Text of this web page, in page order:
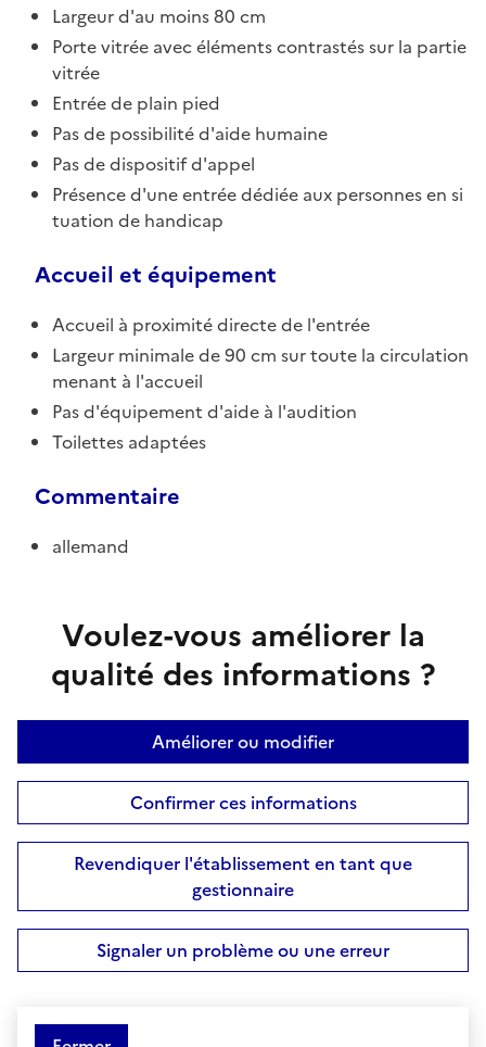
Largeur d'au moins 80 cm
Porte vitrée avec éléments contrastés sur la partie
vitrée
Entrée de plain pied
Pas de possibilité d'aide humaine
Pas de dispositif d'appel
Présence d'une entrée dédiée aux personnes en si
tuation de handicap
Accueil et équipement
Accueil à proximité directe de l'entrée
Largeur minimale de 90 cm sur toute la circulation
menant à l'accueil
Pas d'équipement d'aide à l'audition
Toilettes adaptées
Commentaire
allemand
Voulez-vous améliorer la
qualité des informations ?
Améliorer ou modifier
Confirmer ces informations
Revendiquer l'établissement en tant que
gestionnaire
Signaler un problème ou une erreur